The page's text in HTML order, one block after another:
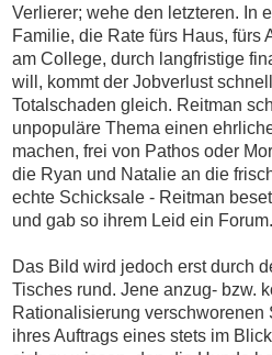
Verlierer; wehe den letzteren. In
Familie, die Rate fürs Haus, fürs
am College, durch langfristige
will, kommt der Jobverlust
Totalschaden gleich. Reitman
unpopuläre Thema einen
machen, frei von Pathos oder
die Ryan und Natalie an die
echte Schicksale - Reitman
und gab so ihrem Leid ein Forum.
Das Bild wird jedoch erst durch
Tisches rund. Jene anzug- bzw.
Rationalisierung
ihres Auftrags eines stets im